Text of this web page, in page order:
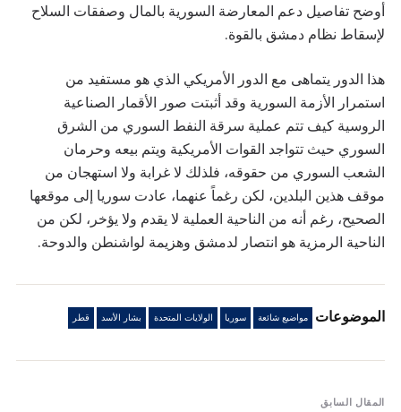
أوضح تفاصيل دعم المعارضة السورية بالمال وصفقات السلاح
لإسقاط نظام دمشق بالقوة.
هذا الدور يتماهى مع الدور الأمريكي الذي هو مستفيد من
استمرار الأزمة السورية وقد أثبتت صور الأقمار الصناعية
الروسية كيف تتم عملية سرقة النفط السوري من الشرق
السوري حيث تتواجد القوات الأمريكية ويتم بيعه وحرمان
الشعب السوري من حقوقه، فلذلك لا غرابة ولا استهجان من
موقف هذين البلدين، لكن رغماً عنهما، عادت سوريا إلى موقعها
الصحيح، رغم أنه من الناحية العملية لا يقدم ولا يؤخر، لكن من
الناحية الرمزية هو انتصار لدمشق وهزيمة لواشنطن والدوحة.
الموضوعات مواضيع شائعة سوريا الولايات المتحدة بشار الأسد قطر
المقال السابق